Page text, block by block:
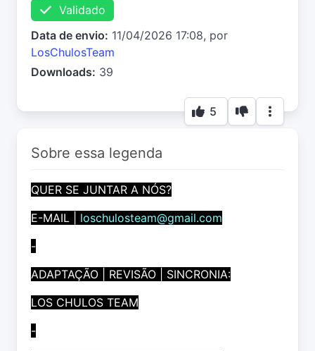
Validado
Data de envio: 11/04/2026 17:08, por
LosChulosTeam
Downloads: 39
5
Sobre essa legenda
QUER SE JUNTAR A NÓS?
E-MAIL | loschulosteam@gmail.com
-
ADAPTAÇÃO | REVISÃO | SINCRONIA:
LOS CHULOS TEAM
-